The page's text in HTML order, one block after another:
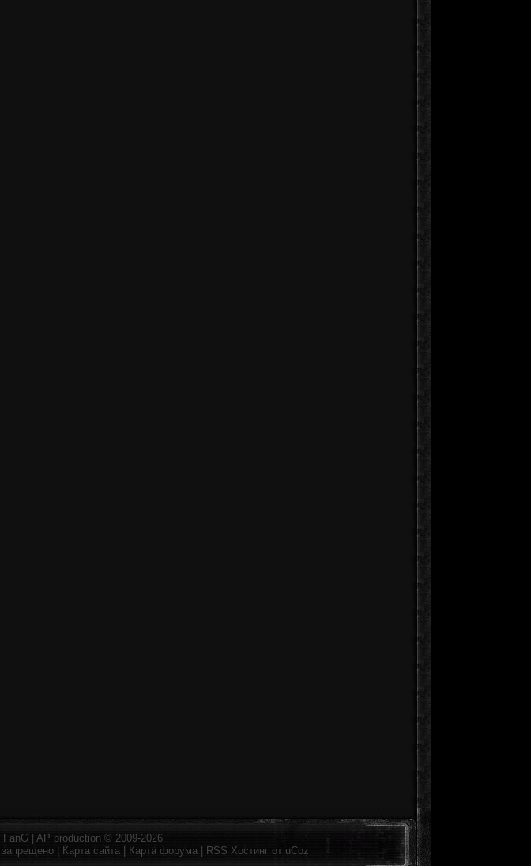
FanG AP production © 2009-2026
запрещено | Карта сайта Карта форума RSS Хостинг от uCoz